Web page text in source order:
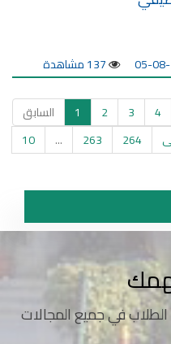
137 مشاهدة
السابق 1 2 3 4
10
... 263 264
في جميع المجالات